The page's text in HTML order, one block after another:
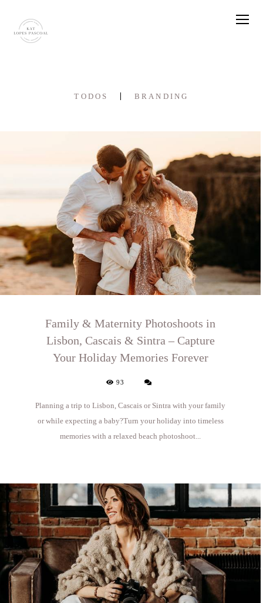
TODOS BRANDING
Family & Maternity Photoshoots in
Lisbon, Cascais & Sintra – Capture
Your Holiday Memories Forever
93
Planning a trip to Lisbon, Cascais or Sintra with your family
or while expecting a baby?Turn your holiday into timeless
memories with a relaxed beach photoshoot...